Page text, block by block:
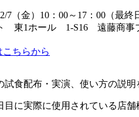
7（金）10：00～17：00（最終
東1ホール 1-S16 遠藤商事
ちらから
食配布・実演、使い方の説明
目に実際に使用されている店舗